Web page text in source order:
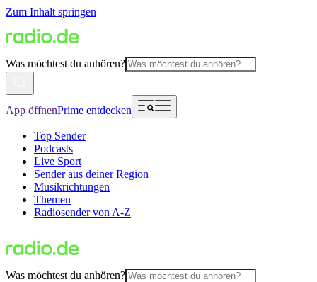
Zum Inhalt springen
Was möchtest du anhören?
App öffnenPrime entdecken
Top Sender
Podcasts
Live Sport
Sender aus deiner Region
Musikrichtungen
Themen
Radiosender von A-Z
Was möchtest du anhören?